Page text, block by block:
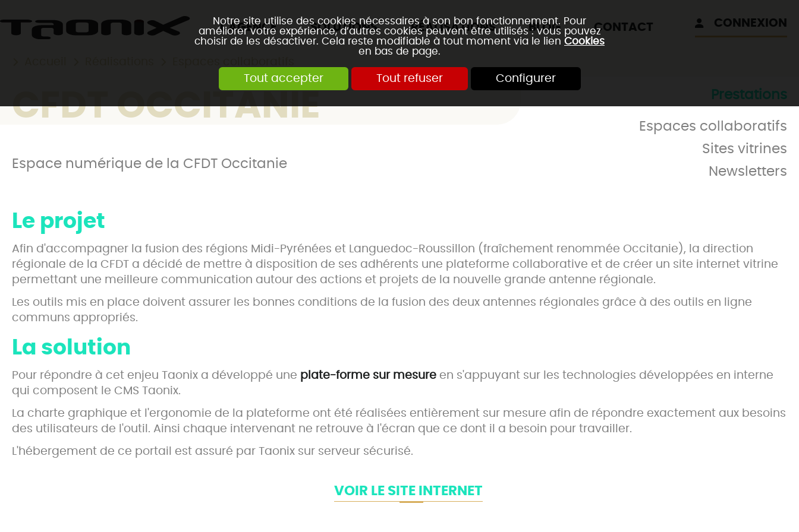
Notre site utilise des cookies nécessaires à son bon fonctionnement. Pour
améliorer votre expérience, d’autres cookies peuvent être utilisés : vous pouvez
choisir de les désactiver. Cela reste modifiable à tout moment via le lien Cookies
en bas de page.
Tout accepter Tout refuser Configurer
L'AGENCE SOLUTIONS RÉALISATIONS BLOG CONTACT CONNEXION
CFDT OCCITANIE
Espace numérique de la CFDT Occitanie
Prestations
Espaces collaboratifs
Sites vitrines
Newsletters
Le projet
Afin d'accompagner la fusion des régions Midi-Pyrénées et Languedoc-Roussillon (fraîchement renommée Occitanie), la direction
régionale de la CFDT a décidé de mettre à disposition de ses adhérents une plateforme collaborative et de créer un site internet vitrine
permettant une meilleure communication autour des actions et projets de la nouvelle grande antenne régionale.
Les outils mis en place doivent assurer les bonnes conditions de la fusion des deux antennes régionales grâce à des outils en ligne
communs appropriés.
La solution
Pour répondre à cet enjeu Taonix a développé une plate-forme sur mesure en s'appuyant sur les technologies développées en interne
qui composent le CMS Taonix.
La charte graphique et l'ergonomie de la plateforme ont été réalisées entièrement sur mesure afin de répondre exactement aux besoins
des utilisateurs de l'outil. Ainsi chaque intervenant ne retrouve à l'écran que ce dont il a besoin pour travailler.
L'hébergement de ce portail est assuré par Taonix sur serveur sécurisé.
VOIR LE SITE INTERNET